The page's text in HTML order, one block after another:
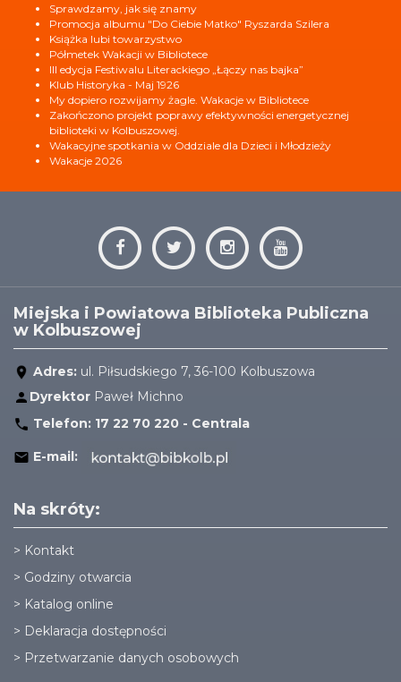
Sprawdzamy, jak się znamy
Promocja albumu "Do Ciebie Matko" Ryszarda Szilera
Książka lubi towarzystwo
Półmetek Wakacji w Bibliotece
III edycja Festiwalu Literackiego „Łączy nas bajka”
Klub Historyka - Maj 1926
My dopiero rozwijamy żagle. Wakacje w Bibliotece
Zakończono projekt poprawy efektywności energetycznej
biblioteki w Kolbuszowej.
Wakacyjne spotkania w Oddziale dla Dzieci i Młodzieży
Wakacje 2026
Miejska i Powiatowa Biblioteka Publiczna
w Kolbuszowej
Adres: ul. Piłsudskiego 7, 36-100 Kolbuszowa
Dyrektor Paweł Michno
Telefon: 17 22 70 220 - Centrala
E-mail:
Na skróty:
> Kontakt
> Godziny otwarcia
> Katalog online
> Deklaracja dostępności
> Przetwarzanie danych osobowych